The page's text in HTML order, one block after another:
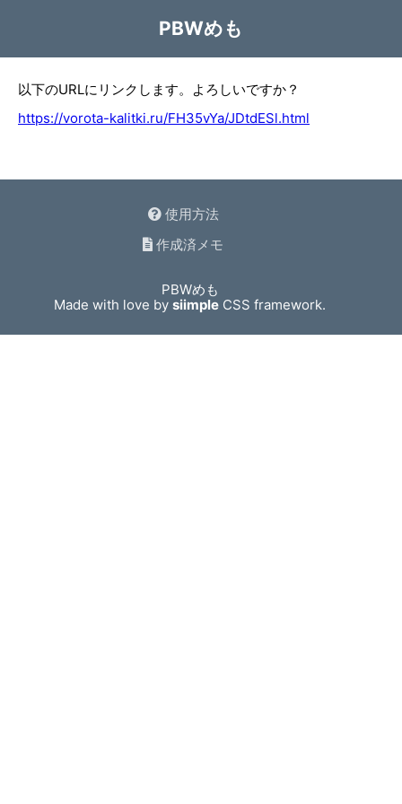
PBWめも
以下のURLにリンクします。よろしいですか？
https://vorota-kalitki.ru/FH35vYa/JDtdESl.html
使用方法
作成済メモ
PBWめも
Made with love bysiimple CSS framework.